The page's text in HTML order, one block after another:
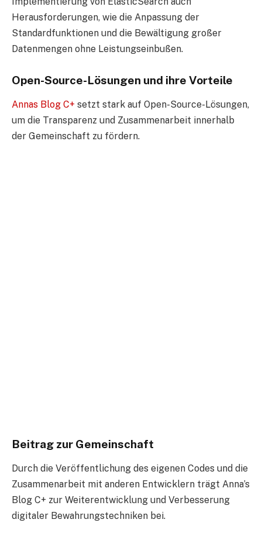
Herausforderungen, wie die Anpassung der
Standardfunktionen und die Bewältigung großer
Datenmengen ohne Leistungseinbußen.
Open-Source-Lösungen und ihre Vorteile
Annas Blog C+ setzt stark auf Open-Source-Lösungen,
um die Transparenz und Zusammenarbeit innerhalb
der Gemeinschaft zu fördern.
Beitrag zur Gemeinschaft
Durch die Veröffentlichung des eigenen Codes und die
Zusammenarbeit mit anderen Entwicklern trägt Anna’s
Blog C+ zur Weiterentwicklung und Verbesserung
digitaler Bewahrungstechniken bei.